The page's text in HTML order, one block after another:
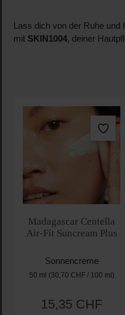
Lass dich von der Ruhe
mit SKIN1004, deiner
Madagascar Centella
Air-Fit Suncream Plus
Sonnencreme
50 ml (30,70 CHF / 100 ml)
Regulärer Preis:
15,35 CHF